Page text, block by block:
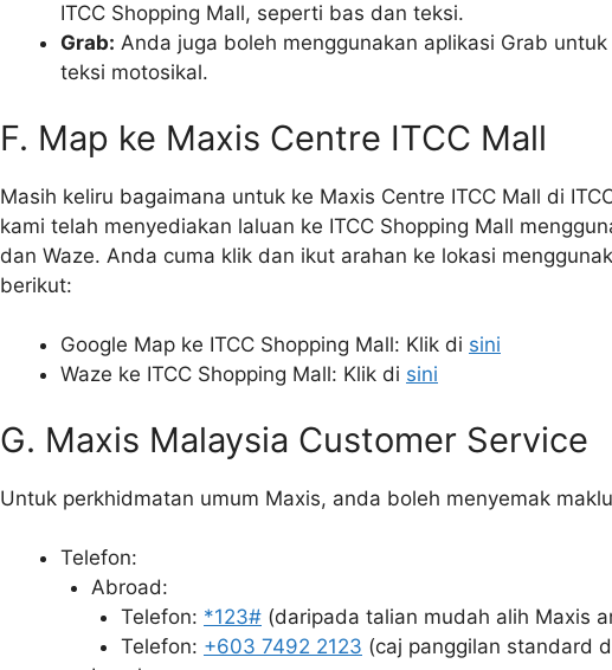
ITCC Shopping Mall, seperti bas dan teksi.
Grab: Anda juga boleh menggunakan aplikasi Grab
teksi motosikal.
F. Map ke Maxis Centre ITCC Mall
Masih keliru bagaimana untuk ke Maxis Centre ITCC Mall di
kami telah menyediakan laluan ke ITCC Shopping Mall
dan Waze. Anda cuma klik dan ikut arahan ke lokasi
berikut:
Google Map ke ITCC Shopping Mall: Klik di sini
Waze ke ITCC Shopping Mall: Klik di sini
G. Maxis Malaysia Customer Service
Untuk perkhidmatan umum Maxis, anda boleh menyemak
Telefon:
Abroad:
Telefon: *123# (daripada talian mudah alih Maxis
Telefon: +603 7492 2123 (caj panggilan standard